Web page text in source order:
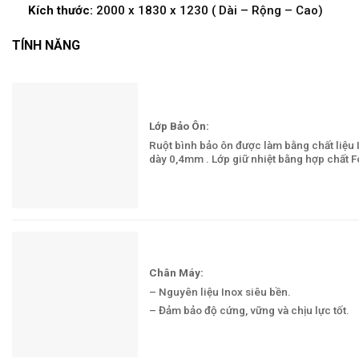
Kích thước: 2000 x 1830 x 1230 ( Dài – Rộng – Cao)
TÍNH NĂNG
Lớp Bảo Ôn:
Ruột bình bảo ôn được làm bằng chất
dày 0,4mm . Lớp giữ nhiệt bằng hợp chất
Chân Máy:
– Nguyên liệu Inox siêu bền.
– Đảm bảo độ cứng, vững và chịu lực tốt.